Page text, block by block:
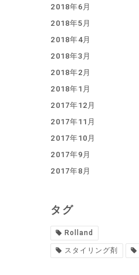
2018年6月
2018年5月
2018年4月
2018年3月
2018年2月
2018年1月
2017年12月
2017年11月
2017年10月
2017年9月
2017年8月
タグ
Rolland
スタイリング剤